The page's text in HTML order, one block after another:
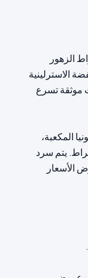
الزهور
الاسترلينية
موثقة تسرع
المكعبة،
وطلاء بلون الذهب عيار 18 قيراط. يتم سرد
الأسعار